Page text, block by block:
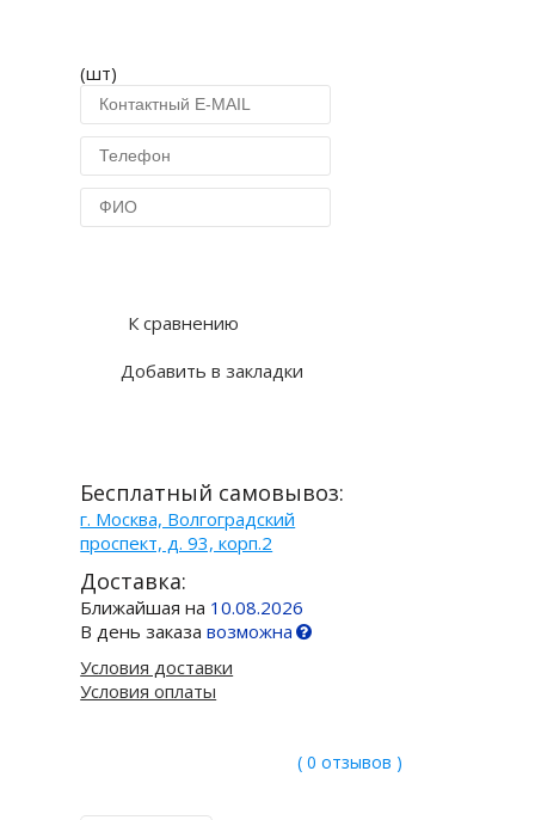
(шт)
К сравнению
Добавить в закладки
Бесплатный самовывоз:
г. Москва, Волгоградский
проспект, д. 93, корп.2
Доставка:
Ближайшая на 10.08.2026
В день заказавозможна
Условия доставки
Условия оплаты
( 0 отзывов )